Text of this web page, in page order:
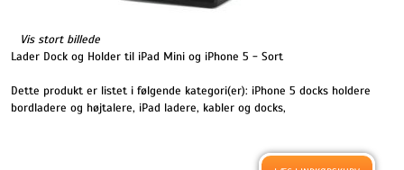
Vis stort billede
Lader Dock og Holder til iPad Mini og iPhone 5 - Sort
Dette produkt er listet i følgende kategori(er): iPhone 5 docks holdere
bordladere og højtalere, iPad ladere, kabler og docks,